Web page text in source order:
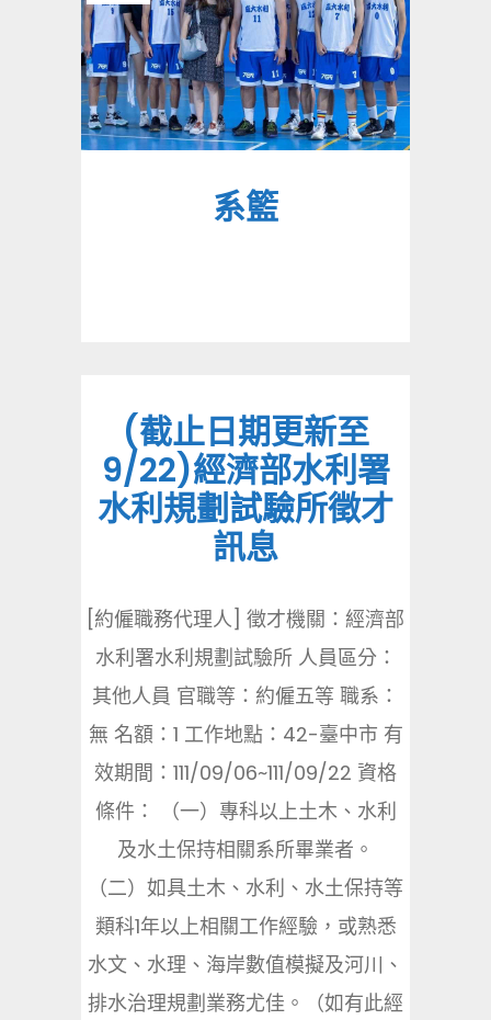
系籃
(截止日期更新至
9/22)經濟部水利署
水利規劃試驗所徵才
訊息
[約僱職務代理人] 徵才機關：經濟部
水利署水利規劃試驗所 人員區分：
其他人員 官職等：約僱五等 職系：
無 名額：1 工作地點：42-臺中市 有
效期間：111/09/06~111/09/22 資格
條件： （一）專科以上土木、水利
及水土保持相關系所畢業者。
（二）如具土木、水利、水土保持等
類科1年以上相關工作經驗，或熟悉
水文、水理、海岸數值模擬及河川、
排水治理規劃業務尤佳。（如有此經